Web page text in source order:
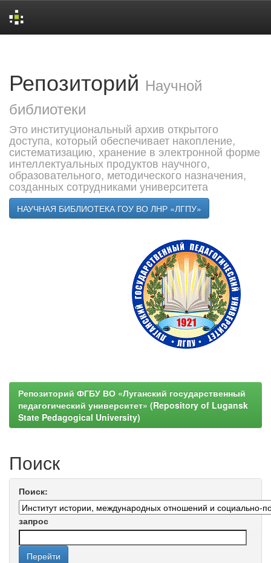
Репозиторий Научной
библиотеки
Это институциональный архив открытого
доступа, который обеспечивает накопление,
систематизацию, хранение в электронной форме
интеллектуальных продуктов научного,
образовательного, методического назначения,
созданных сотрудниками университета
НАУЧНАЯ БИБЛИОТЕКА ГОУ ВО ЛНР «ЛГПУ»
Репозиторий ФГБУ ВО «Луганский государственный
педагогический университет» (Repository of Lugansk
State Pedagogical University)
Поиск
Поиск:
запрос